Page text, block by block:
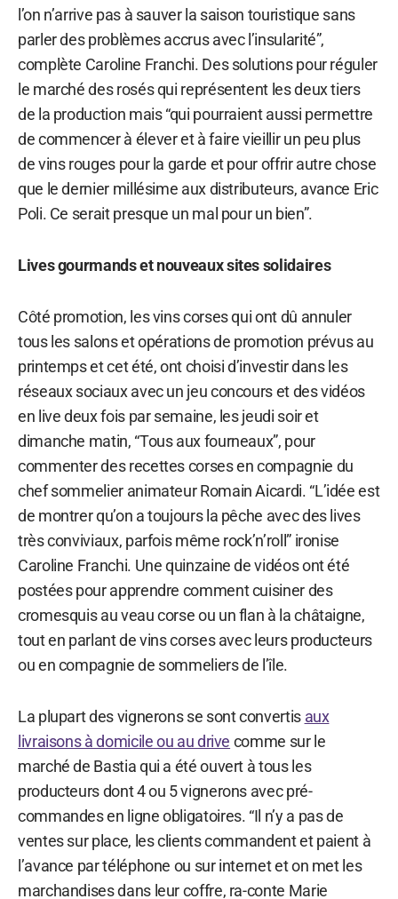
l’on n’arrive pas à sauver la saison touristique sans
parler des problèmes accrus avec l’insularité”,
complète Caroline Franchi. Des solutions pour réguler
le marché des rosés qui représentent les deux tiers
de la production mais “qui pourraient aussi permettre
de commencer à élever et à faire vieillir un peu plus
de vins rouges pour la garde et pour offrir autre chose
que le dernier millésime aux distributeurs, avance Eric
Poli. Ce serait presque un mal pour un bien”.
Lives gourmands et nouveaux sites solidaires
Côté promotion, les vins corses qui ont dû annuler
tous les salons et opérations de promotion prévus au
printemps et cet été, ont choisi d’investir dans les
réseaux sociaux avec un jeu concours et des vidéos
en live deux fois par semaine, les jeudi soir et
dimanche matin, “Tous aux fourneaux”, pour
commenter des recettes corses en compagnie du
chef sommelier animateur Romain Aicardi. “L’idée est
de montrer qu’on a toujours la pêche avec des lives
très conviviaux, parfois même rock’n’roll” ironise
Caroline Franchi. Une quinzaine de vidéos ont été
postées pour apprendre comment cuisiner des
cromesquis au veau corse ou un flan à la châtaigne,
tout en parlant de vins corses avec leurs producteurs
ou en compagnie de sommeliers de l’île.
La plupart des vignerons se sont convertis aux
livraisons à domicile ou au drive comme sur le
marché de Bastia qui a été ouvert à tous les
producteurs dont 4 ou 5 vignerons avec pré-
commandes en ligne obligatoires. “Il n’y a pas de
ventes sur place, les clients commandent et paient à
l’avance par téléphone ou sur internet et on met les
marchandises dans leur coffre, ra-conte Marie